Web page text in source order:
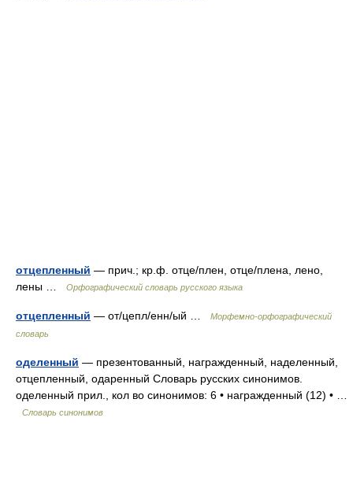
отцепленный — прич.; кр.ф. отце/плен, отце/плена, лено,
лены …
Орфографический словарь русского языка
отцепленный — от/цепл/енн/ый …
Морфемно-орфографический
словарь
оделенный — презентованный, награжденный, наделенный,
отцепленный, одаренный Словарь русских синонимов.
оделенный прил., кол во синонимов: 6 • награжденный (12) • …
Словарь синонимов